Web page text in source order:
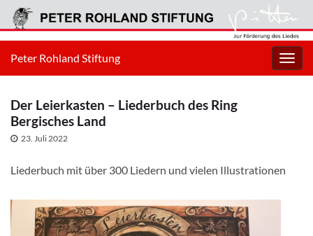
Peter Rohland Stiftung
Der Leierkasten – Liederbuch des Ring
Bergisches Land
23. Juli 2022
Liederbuch mit über 300 Liedern und vielen Illustrationen